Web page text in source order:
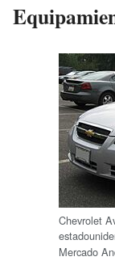
Chevrolet
Mercado